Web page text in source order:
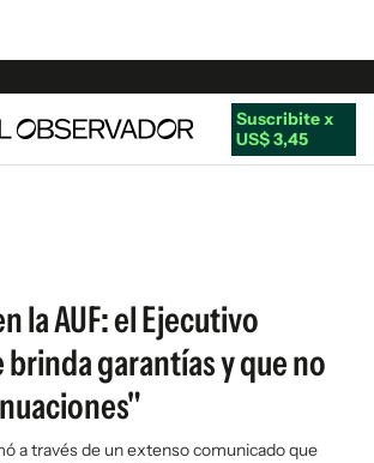
Suscribite x
US$ 3,45
la AUF: el Ejecutivo
garantías y que no
a través de un extenso comunicado que